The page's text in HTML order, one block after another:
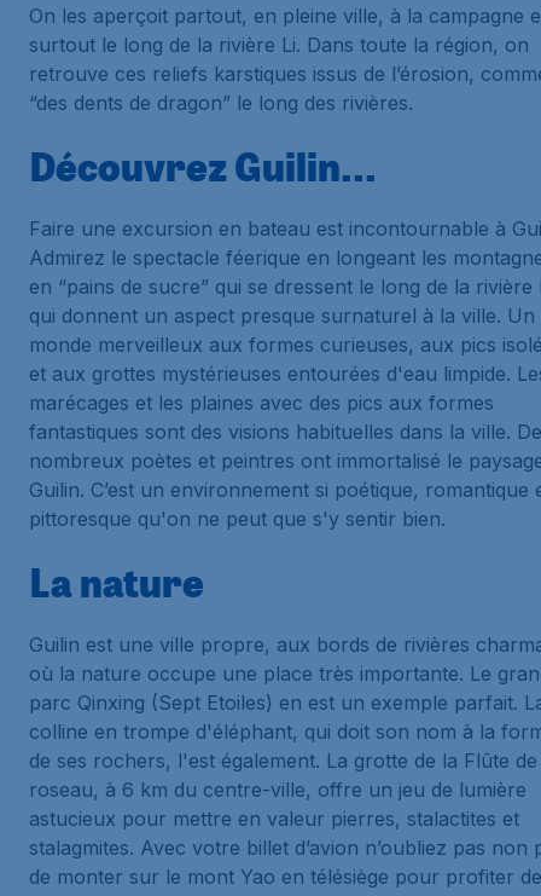
On les aperçoit partout, en pleine ville, à la campagne
surtout le long de la rivière Li. Dans toute la région, on
retrouve ces reliefs karstiques issus de l’érosion,
“des dents de dragon” le long des rivières.
Découvrez Guilin...
Faire une excursion en bateau est incontournable à
Admirez le spectacle féerique en longeant les
en “pains de sucre” qui se dressent le long de la rivière
qui donnent un aspect presque surnaturel à la ville. Un
monde merveilleux aux formes curieuses, aux pics
et aux grottes mystérieuses entourées d'eau limpide.
marécages et les plaines avec des pics aux formes
fantastiques sont des visions habituelles dans la ville. De
nombreux poètes et peintres ont immortalisé le
Guilin. C’est un environnement si poétique, romantique
pittoresque qu'on ne peut que s'y sentir bien.
La nature
Guilin est une ville propre, aux bords de rivières
où la nature occupe une place très importante. Le
parc Qinxing (Sept Etoiles) en est un exemple parfait.
colline en trompe d'éléphant, qui doit son nom à la
de ses rochers, l'est également. La grotte de la Flûte de
roseau, à 6 km du centre-ville, offre un jeu de lumière
astucieux pour mettre en valeur pierres, stalactites et
stalagmites. Avec votre billet d’avion n’oubliez pas non
de monter sur le mont Yao en télésiège pour profiter